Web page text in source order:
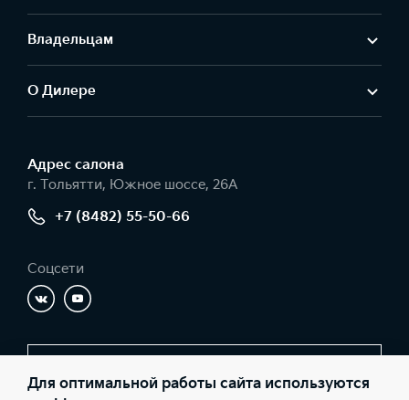
Владельцам
О Дилере
Адрес салонa
г. Тольятти, Южное шоссе, 26А
+7 (8482) 55-50-66
Соцсети
Для оптимальной работы сайта используются